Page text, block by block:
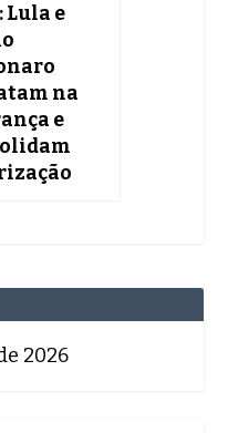
Lula e
na
e
2026